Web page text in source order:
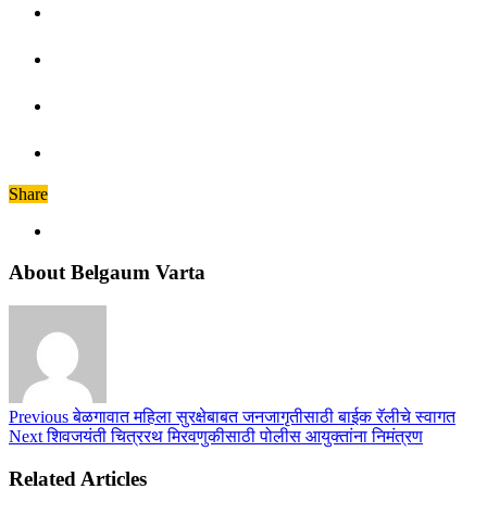
Share
About Belgaum Varta
Previousबेळगावात महिला सुरक्षेबाबत जनजागृतीसाठी बाईक रॅलीचे स्वागत
Nextशिवजयंती चित्ररथ मिरवणुकीसाठी पोलीस आयुक्तांना निमंत्रण
Related Articles